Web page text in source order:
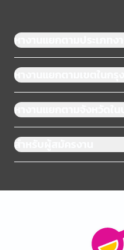
หางานแยกตามประเภทงาน
หางานแยกตามเขตในกรุ
หางานแยกตามจังหวัดในป
สำหรับผู้สมัครงาน